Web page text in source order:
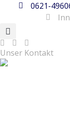
0621-
Unser Kontakt